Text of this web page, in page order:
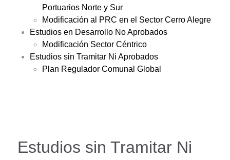
Portuarios Norte y Sur
Modificación al PRC en el Sector Cerro Alegre
Estudios en Desarrollo No Aprobados
Modificación Sector Céntrico
Estudios sin Tramitar Ni Aprobados
Plan Regulador Comunal Global
Estudios sin Tramitar Ni